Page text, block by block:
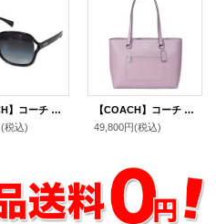
【COACH】コーチ ロゴ フレーム サングラス（ケース付き）ブラック〔日本未発売〕
(税込)
【COACH】コーチ バッグ トート レザー ステーション ジップ トートバッグ ジャスミン〔日本未発売〕
49,800円(税込)